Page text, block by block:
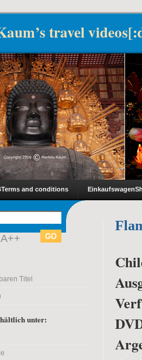
travel
Terms and conditions Einkaufswagen
A++
Titel
unter: